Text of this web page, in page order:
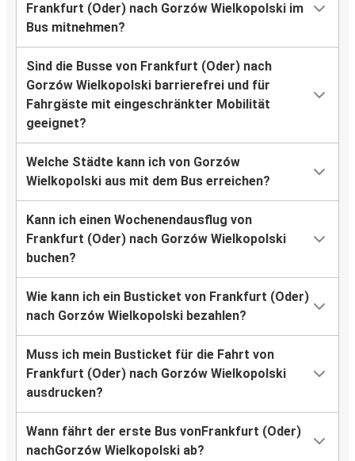
Frankfurt (Oder) nach Gorzów Wielkopolski im
Bus mitnehmen?
Sind die Busse von Frankfurt (Oder) nach
Gorzów Wielkopolski barrierefrei und für
Fahrgäste mit eingeschränkter Mobilität
geeignet?
Welche Städte kann ich von Gorzów
Wielkopolski aus mit dem Bus erreichen?
Kann ich einen Wochenendausflug von
Frankfurt (Oder) nach Gorzów Wielkopolski
buchen?
Wie kann ich ein Busticket von Frankfurt (Oder)
nach Gorzów Wielkopolski bezahlen?
Muss ich mein Busticket für die Fahrt von
Frankfurt (Oder) nach Gorzów Wielkopolski
ausdrucken?
Wann fährt der erste Bus vonFrankfurt (Oder)
nachGorzów Wielkopolski ab?